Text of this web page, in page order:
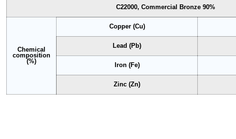
C22000, Commercial Bronze 90%
Chemical
composition
(%)
Copper (Cu)
Lead (Pb)
Iron (Fe)
Zinc (Zn)